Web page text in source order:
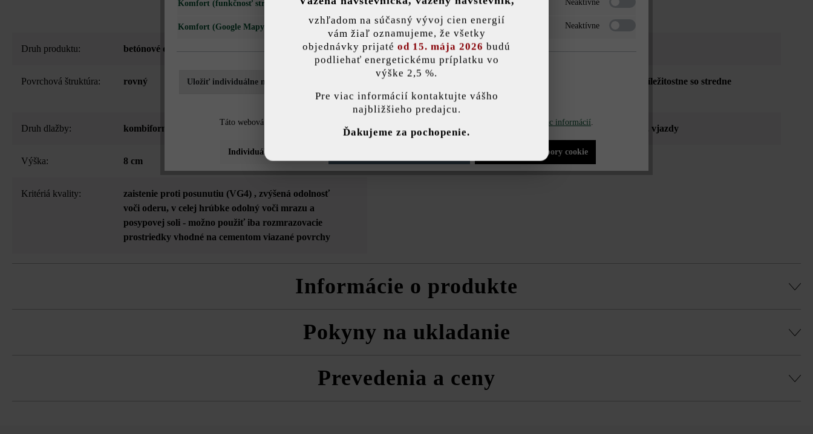
Druh produktu: betónové dlažby Farba:
Povrchová štruktúra: rovný
pojazdná osobnými autami a príležitostne so stredne
Druh dlažby: kombiformát Účel použitia: chodníky, verejné priestranstvá , vjazdy
Výška: 8 cm Hrana: mikrofása
Kritériá kvality: zaistenie proti posunutiu (VG4) , zvýšená odolnosť
voči oderu, v celej hrúbke odolný voči mrazu a
posypovej soli - možno použiť iba rozmrazovacie
prostriedky vhodné na cementom viazané povrchy
Informácie o produkte
Kombinovaná dlažba z 9 formátov s 3 rôznymi šírkami pásov na ukladanie do pásov s rôznymi šírkami alebo na voľnú väzbu. Pri ukladaní tvárnic na
Dodržujte prosím pokyny na inštaláciu a technické listy produktov v rámci sekcie Stavebné tipy/služby.
Pokyny na ukladanie
Prevedenia a ceny
Komfort (funkčnosť stránky) Neaktívne
Komfort (Google Mapy) Neaktívne
Uložiť individuálne nastavenie
Táto webová stránka používa súbory cookie, aby vám ponúkla najlepšiu možnú funkčnosť... Viac informácií
Individuálne nastavenia Povoliť všetky súbory cookie
vzhľadom na súčasný vývoj cien energií
vám žiaľ oznamujeme, že všetky
objednávky prijaté od 15. mája 2026 budú
podliehať energetickému príplatku vo
výške 2,5 %.
Pre viac informácií kontaktujte vášho
najbližšieho predajcu.
Ďakujeme za pochopenie.